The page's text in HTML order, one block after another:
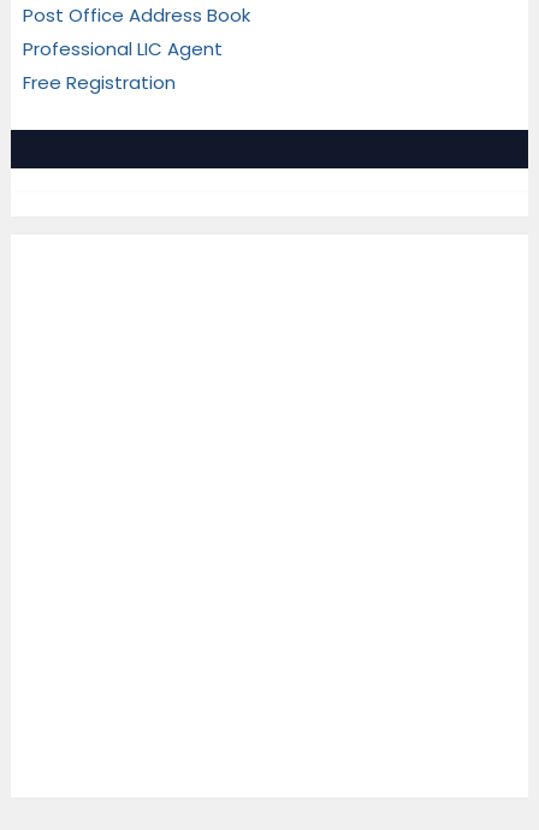
Post Office Address Book
Professional LIC Agent
Free Registration